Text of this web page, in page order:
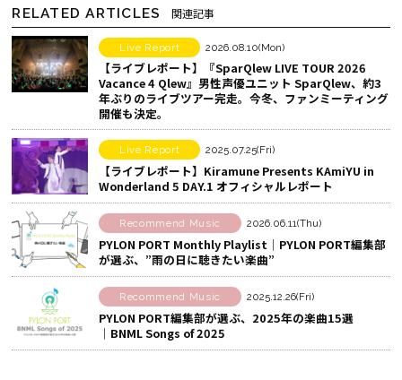
ア
す
る
b
o
o
k
で
シ
ェ
ア
す
る
シ
ェ
ア
る
RELATED ARTICLES 関連記事
Live Report 2026.08.10(Mon)
【ライブレポート】『SparQlew LIVE TOUR 2026
Vacance 4 Qlew』男性声優ユニット SparQlew、約3
年ぶりのライブツアー完走。今冬、ファンミーティング
開催も決定。
Live Report 2025.07.25(Fri)
【ライブレポート】Kiramune Presents KAmiYU in
Wonderland 5 DAY.1 オフィシャルレポート
Recommend Music 2026.06.11(Thu)
PYLON PORT Monthly Playlist│PYLON PORT編集部
が選ぶ、”雨の日に聴きたい楽曲”
Recommend Music 2025.12.26(Fri)
PYLON PORT編集部が選ぶ、2025年の楽曲15選
│BNML Songs of 2025